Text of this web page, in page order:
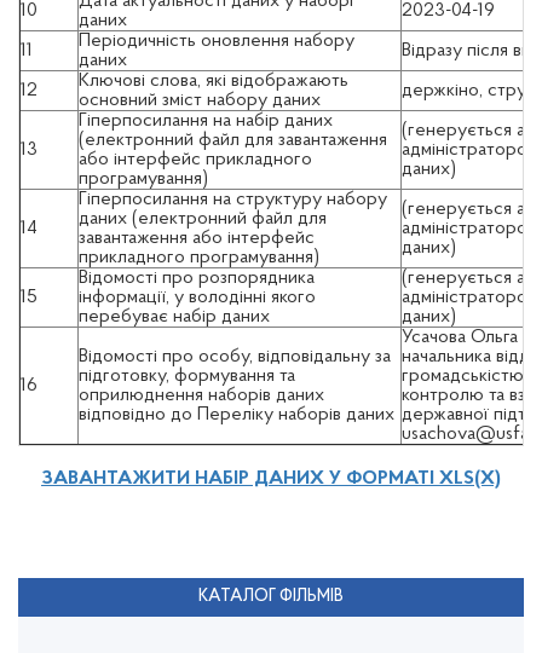
10
даних
2023-04-19
11
Періодичність оновлення набору
даних
Відразу після
12
Ключові слова, які відображають
основний зміст набору даних
держкіно,
13
Гіперпосилання на набір даних
(електронний файл для завантаження
або інтерфейс прикладного
програмування)
(генерується
даних)
14
Гіперпосилання на структуру набору
даних (електронний файл для
завантаження або інтерфейс
прикладного програмування)
(генерується
даних)
15
Відомості про розпорядника
інформації, у володінні якого
перебуває набір даних
(генерується
даних)
16
Відомості про особу, відповідальну за
підготовку, формування та
оприлюднення наборів даних
відповідно до Переліку наборів даних
Усачова Ольга
начальника
громадськістю
контролю та
державної
ЗАВАНТАЖИТИ НАБІР ДАНИХ У ФОРМАТІ XLS(X)
КАТАЛОГ ФІЛЬМІВ